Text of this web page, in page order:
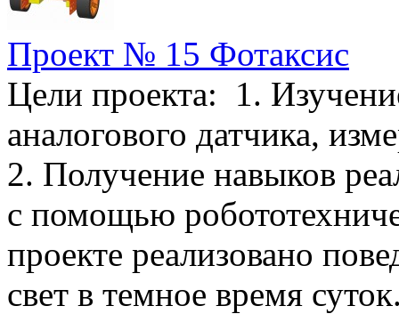
Проект № 15 Фотаксис
Цели проекта: 1.
аналогового датчика,
2. Получение навыков
с помощью
проекте реализовано
свет в темное время